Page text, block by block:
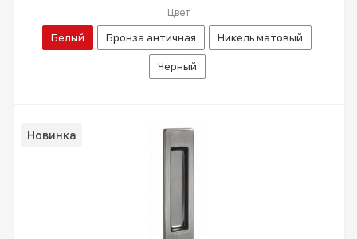
Цвет
Белый Бронза античная Никель матовый
Черный
Новинка